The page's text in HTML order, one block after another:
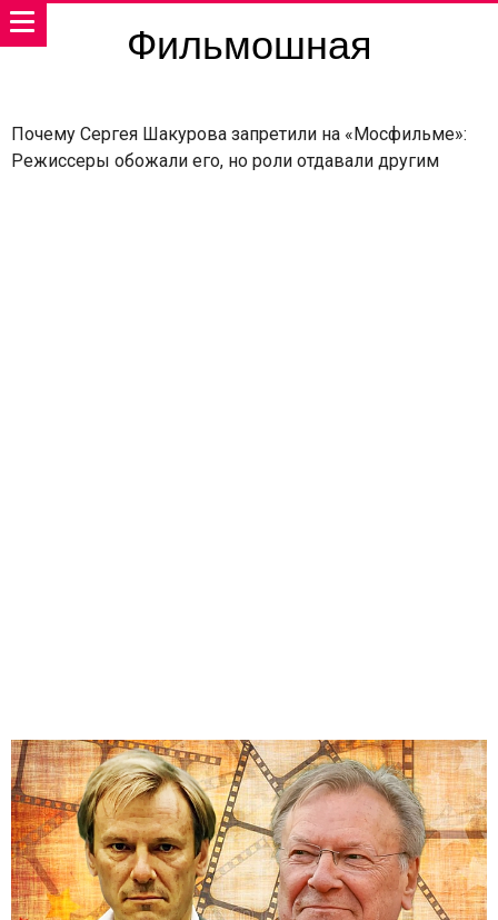
Фильмошная
Почему Сергея Шакурова запретили на «Мосфильме»:
Режиссеры обожали его, но роли отдавали другим